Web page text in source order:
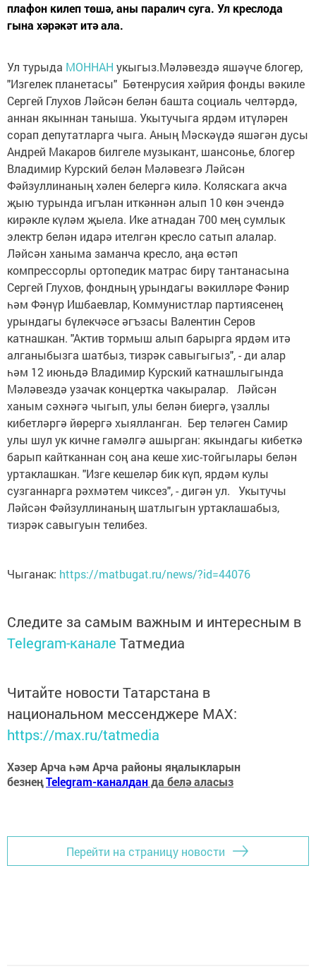
плафон килеп төшә, аны паралич суга. Ул креслода
гына хәрәкәт итә ала.
Ул турыда МОННАН укыгыз.Мәләвездә яшәүче блогер,
"Изгелек планетасы" Бөтенрусия хәйрия фонды вәкиле
Сергей Глухов Ләйсән белән башта социаль челтәрдә,
аннан якыннан таныша. Укытучыга ярдәм итүләрен
сорап депутатларга чыга. Аның Мәскәүдә яшәгән дусы
Андрей Макаров билгеле музыкант, шансонье, блогер
Владимир Курский белән Мәләвезгә Ләйсән
Фәйзуллинаның хәлен белергә килә. Коляскага акча
җыю турында игълан иткәннән алып 10 көн эчендә
кирәкле күләм җыела. Ике атнадан 700 мең сумлык
электр белән идарә ителгән кресло сатып алалар.
Ләйсән ханыма заманча кресло, аңа өстәп
компрессорлы ортопедик матрас бирү тантанасына
Сергей Глухов, фондның урындагы вәкилләре Фәнир
һәм Фәнүр Ишбаевлар, Коммунистлар партиясенең
урындагы бүлекчәсе әгъзасы Валентин Серов
катнашкан. "Актив тормыш алып барырга ярдәм итә
алганыбызга шатбыз, тизрәк савыгыгыз", - ди алар
һәм 12 июньдә Владимир Курский катнашлыгында
Мәләвездә узачак концертка чакыралар. Ләйсән
ханым сәхнәгә чыгып, улы белән биергә, үзаллы
кибетләргә йөрергә хыялланган. Бер теләген Самир
улы шул ук кичне гамәлгә ашырган: якындагы кибеткә
барып кайтканнан соң ана кеше хис-тойгылары белән
уртаклашкан. "Изге кешеләр бик күп, ярдәм кулы
сузганнарга рәхмәтем чиксез", - дигән ул. Укытучы
Ләйсән Фәйзуллинаның шатлыгын уртаклашабыз,
тизрәк савыгуын телибез.
Чыганак: https://matbugat.ru/news/?id=44076
Следите за самым важным и интересным в
Telegram-канале Татмедиа
Читайте новости Татарстана в
национальном мессенджере MАХ:
https://max.ru/tatmedia
Хәзер Арча һәм Арча районы яңалыкларын
безнеңTelegram-каналданда белә аласыз
Перейти на страницу новости